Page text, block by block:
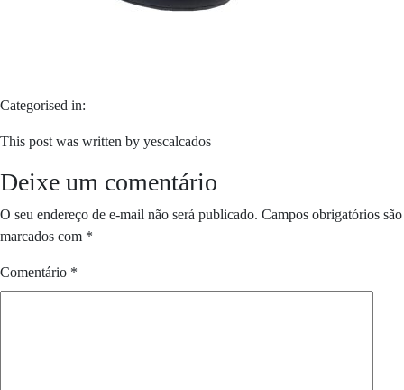
Categorised in:
This post was written by yescalcados
Deixe um comentário
O seu endereço de e-mail não será publicado. Campos obrigatórios são
marcados com *
Comentário *